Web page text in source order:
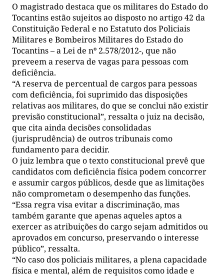
O magistrado destaca que os militares do Estado do
Tocantins estão sujeitos ao disposto no artigo 42 da
Constituição Federal e no Estatuto dos Policiais
Militares e Bombeiros Militares do Estado do
Tocantins – a Lei de nº 2.578/2012-, que não
preveem a reserva de vagas para pessoas com
deficiência.
“A reserva de percentual de cargos para pessoas
com deficiência, foi suprimido das disposições
relativas aos militares, do que se conclui não existir
previsão constitucional”, ressalta o juiz na decisão,
que cita ainda decisões consolidadas
(jurisprudência) de outros tribunais como
fundamento para decidir.
O juiz lembra que o texto constitucional prevê que
candidatos com deficiência física podem concorrer
e assumir cargos públicos, desde que as limitações
não comprometam o desempenho das funções.
“Essa regra visa evitar a discriminação, mas
também garante que apenas aqueles aptos a
exercer as atribuições do cargo sejam admitidos ou
aprovados em concurso, preservando o interesse
público”, ressalta.
“No caso dos policiais militares, a plena capacidade
física e mental, além de requisitos como idade e